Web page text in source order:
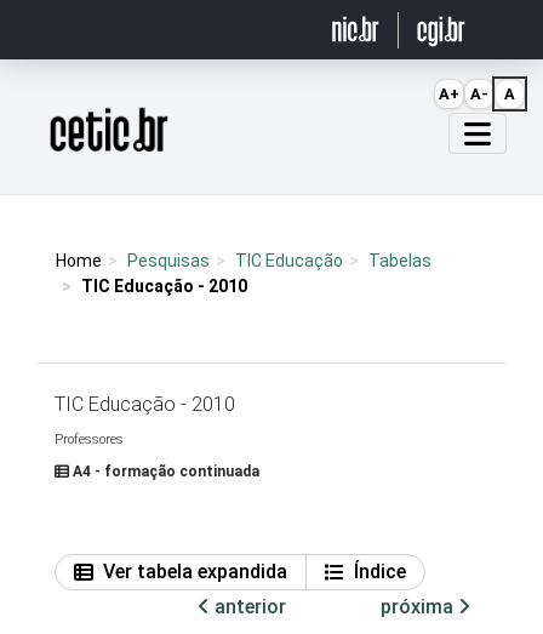
Página inicial
Home Pesquisas TIC Educação
Tabelas
TIC Educação - 2010
TIC Educação - 2010
Professores
A4 - formação continuada
Ver tabela expandida
Índice
anterior
próxima
A+ A- A